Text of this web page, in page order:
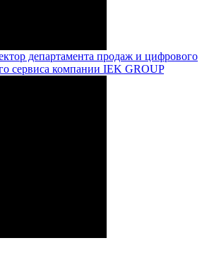
департамента продаж и цифрового
сервиса компании IEK GROUP